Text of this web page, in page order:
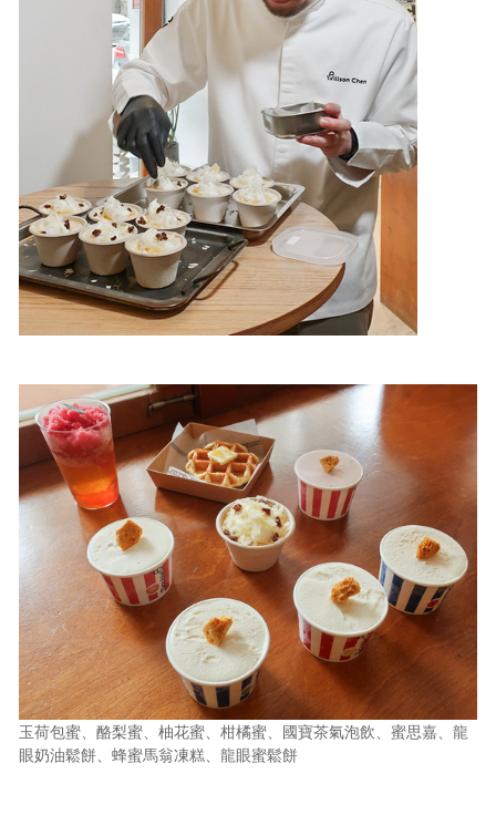
玉荷包蜜、酪梨蜜、柚花蜜、柑橘蜜、國寶茶氣泡飲、蜜思嘉、龍
眼奶油鬆餅、蜂蜜馬翁凍糕、龍眼蜜鬆餅